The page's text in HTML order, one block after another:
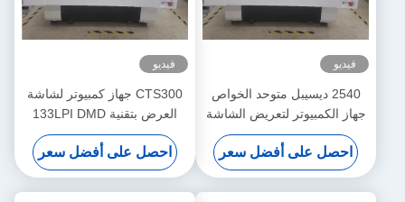
فيديو
2540 ديسيبل متوحد الخواص
جهاز الكمبيوتر لتعريض الشاشة
1200mmx1300mm الضبط
التلقائي
احصل على أفضل سعر
فيديو
CTS300 جهاز كمبيوتر لشاشة
العرض بتقنية 133LPI DMD
DLP
احصل على أفضل سعر